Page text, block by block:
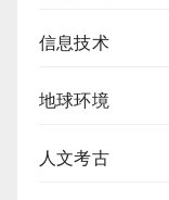
信息技术
地球环境
人文考古